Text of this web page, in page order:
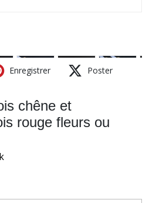
Enregistrer Poster
chêne et
rouge fleurs ou